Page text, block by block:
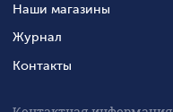
Наши магазины
Журнал
Контакты